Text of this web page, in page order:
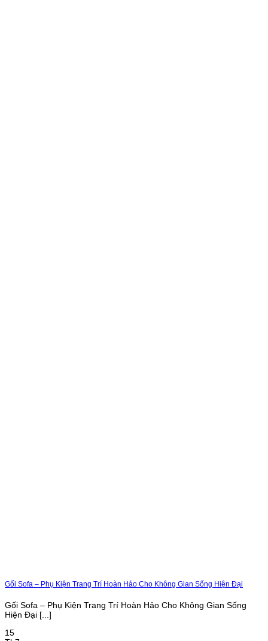
Gối Sofa – Phụ Kiện Trang Trí Hoàn Hảo Cho Không Gian Sống Hiện Đại
Gối Sofa – Phụ Kiện Trang Trí Hoàn Hảo Cho Không Gian Sống
Hiện Đại [...]
15